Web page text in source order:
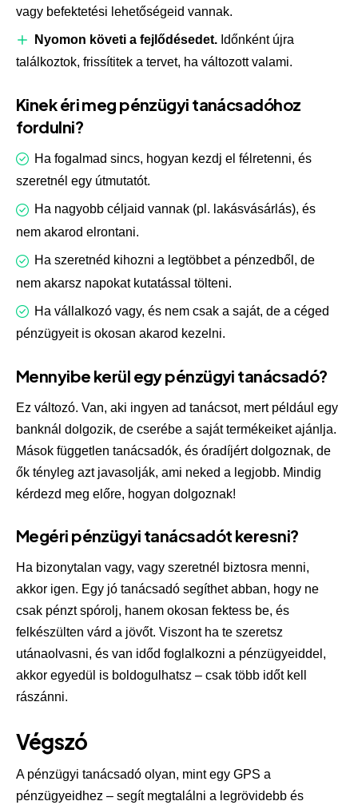
vagy befektetési lehetőségeid vannak.
Nyomon követi a fejlődésedet. Időnként újra
találkoztok, frissítitek a tervet, ha változott valami.
Kinek éri meg pénzügyi tanácsadóhoz
fordulni?
Ha fogalmad sincs, hogyan kezdj el félretenni, és
szeretnél egy útmutatót.
Ha nagyobb céljaid vannak (pl. lakásvásárlás), és
nem akarod elrontani.
Ha szeretnéd kihozni a legtöbbet a pénzedből, de
nem akarsz napokat kutatással tölteni.
Ha vállalkozó vagy, és nem csak a saját, de a céged
pénzügyeit is okosan akarod kezelni.
Mennyibe kerül egy pénzügyi tanácsadó?
Ez változó. Van, aki ingyen ad tanácsot, mert például egy
banknál dolgozik, de cserébe a saját termékeiket ajánlja.
Mások független tanácsadók, és óradíjért dolgoznak, de
ők tényleg azt javasolják, ami neked a legjobb. Mindig
kérdezd meg előre, hogyan dolgoznak!
Megéri pénzügyi tanácsadót keresni?
Ha bizonytalan vagy, vagy szeretnél biztosra menni,
akkor igen. Egy jó tanácsadó segíthet abban, hogy ne
csak pénzt spórolj, hanem okosan fektess be, és
felkészülten várd a jövőt. Viszont ha te szeretsz
utánaolvasni, és van időd foglalkozni a pénzügyeiddel,
akkor egyedül is boldogulhatsz – csak több időt kell
rászánni.
Végszó
A pénzügyi tanácsadó olyan, mint egy GPS a
pénzügyeidhez – segít megtalálni a legrövidebb és